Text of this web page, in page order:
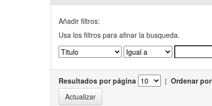
Añadir filtros:
Usa los filtros para afinar la busqueda.
Resultados por página | Ordenar por